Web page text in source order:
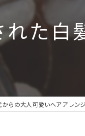
イト
ー
た白
からの大人可愛いヘアアレン